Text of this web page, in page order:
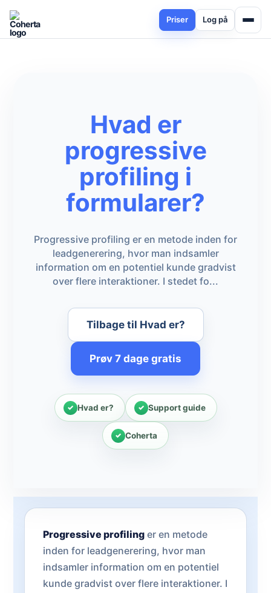
Priser Log på
Hvad er
progressive
profiling i
formularer?
Progressive profiling er en metode inden for
leadgenerering, hvor man indsamler
information om en potentiel kunde gradvist
over flere interaktioner. I stedet fo...
Tilbage til Hvad er?
Prøv 7 dage gratis
Hvad er? Support guide
Coherta
Progressive profiling er en metode
inden for leadgenerering, hvor man
indsamler information om en potentiel
kunde gradvist over flere interaktioner. I